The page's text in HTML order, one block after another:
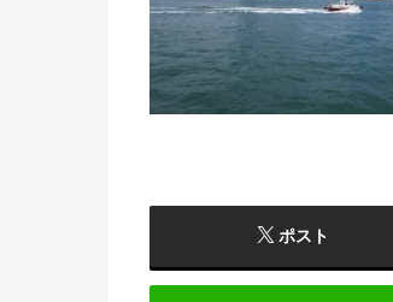
ポスト